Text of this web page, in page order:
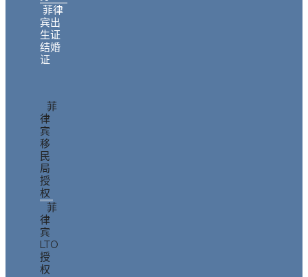
菲律
宾出
生证
结婚
证
菲
律
宾
移
民
局
授
权
菲
律
宾
LTO
授
权